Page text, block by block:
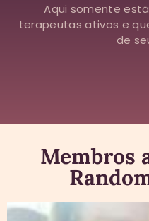
Aqui somente
terapeutas ativos e
de
Membros